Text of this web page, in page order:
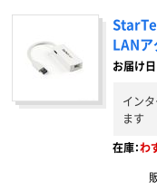
LAN
お届け日
イン
ます
在庫：わ